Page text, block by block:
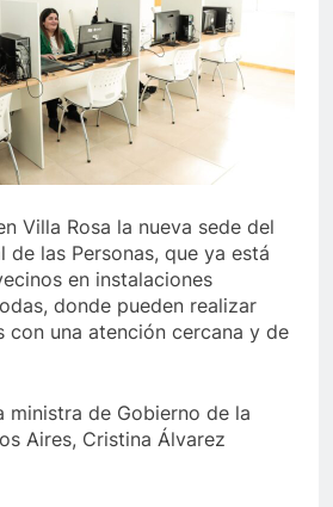
Villa Rosa la nueva sede del
de las Personas, que ya está
en instalaciones
donde pueden realizar
con una atención cercana y de
ministra de Gobierno de la
Aires, Cristina Álvarez